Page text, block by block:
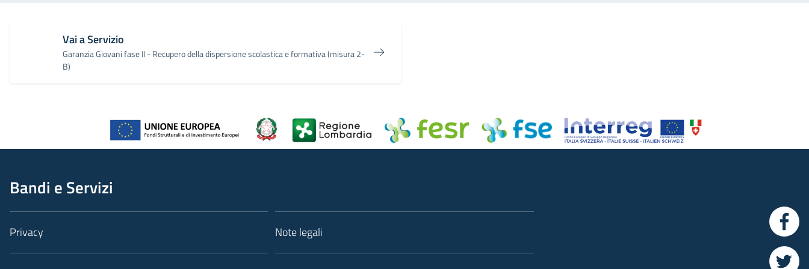
Vai a Servizio
Garanzia Giovani fase II - Recupero della dispersione scolastica e formativa (misura 2-
B)
Bandi e Servizi
Privacy Note legali